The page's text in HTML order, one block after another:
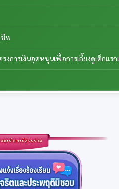
ชีพ
การเงินอุดหนุนเพื่อการเลี้ยงดูเด็กแรก